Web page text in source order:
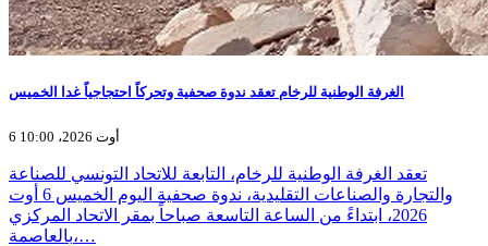
الغرفة الوطنية للرخام تعقد ندوة صحفية وتحركاً احتجاجياً غدا الخميس
6 أوت 2026، 10:00
تعقد الغرفة الوطنية للرخام، التابعة للاتحاد التونسي للصناعة
والتجارة والصناعات التقليدية، ندوة صحفية اليوم الخميس 6 أوت
2026، ابتداءً من الساعة التاسعة صباحاً بمقر الاتحاد المركزي
بالعاصمة،…